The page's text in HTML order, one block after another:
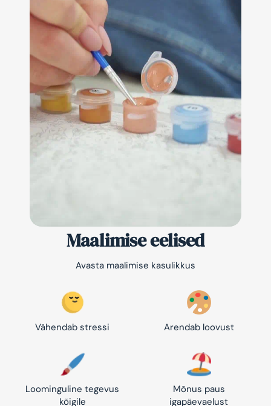
Maalimise eelised
Avasta maalimise kasulikkus
Vähendab stressi Arendab loovust
Loominguline tegevus
kõigile
Mõnus paus
igapäevaelust